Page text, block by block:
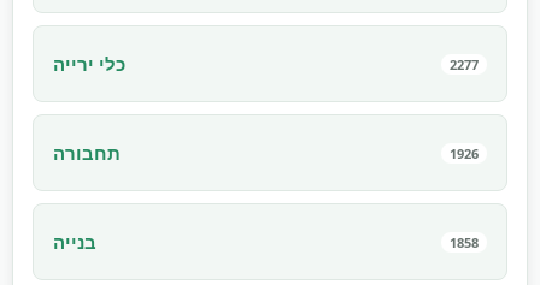
כלי ירייה 2277
תחבורה 1926
בנייה 1858